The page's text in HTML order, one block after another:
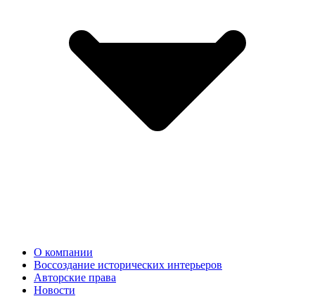
О компании
Воссоздание исторических интерьеров
Авторские права
Новости